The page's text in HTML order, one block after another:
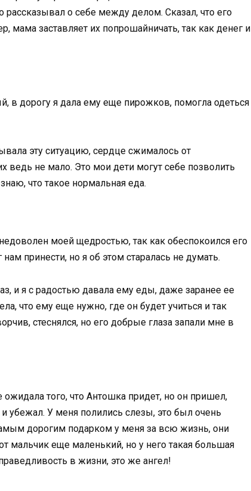
рассказывал о себе между делом. Сказал, что его
мама заставляет их попрошайничать, так как денег и
в дорогу я дала ему еще пирожков, помогла одеться
эту ситуацию, сердце сжималось от
ведь не мало. Это мои дети могут себе позволить
что такое нормальная еда.
моей щедростью, так как обеспокоился его
принести, но я об этом старалась не думать.
и я с радостью давала ему еды, даже заранее ее
что ему еще нужно, где он будет учиться и так
стеснялся, но его добрые глаза запали мне в
того, что Антошка придет, но он пришел,
убежал. У меня полились слезы, это был очень
дорогим подарком у меня за всю жизнь, они
мальчик еще маленький, но у него такая большая
в жизни, это же ангел!